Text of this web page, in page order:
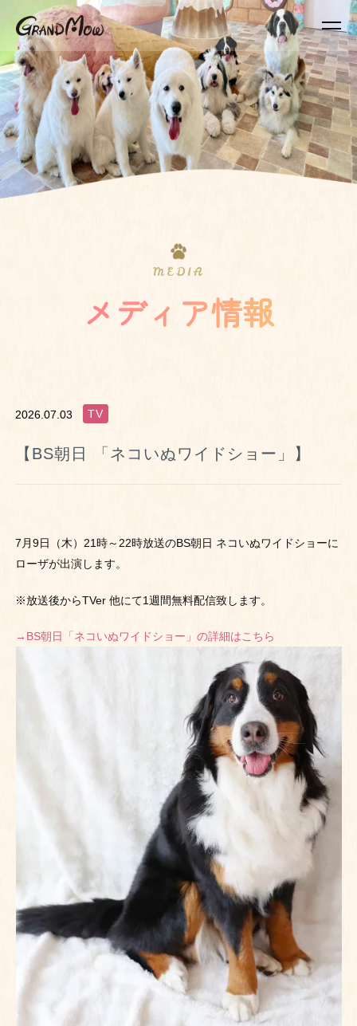
MEDIA
メディア情報
2026.07.03 TV
【BS朝日 「ネコいぬワイドショー」】
7月9日（木）21時～22時放送のBS朝日 ネコいぬワイドショーに
ローザが出演します。
※放送後からTVer 他にて1週間無料配信致します。
→BS朝日「ネコいぬワイドショー」の詳細はこちら